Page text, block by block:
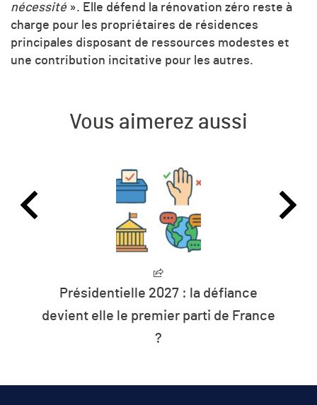
nécessité ». Elle défend la rénovation zéro reste à
charge pour les propriétaires de résidences
principales disposant de ressources modestes et
une contribution incitative pour les autres.
Vous aimerez aussi
L’humanité vit désormais à crédit
les ressources de la planète